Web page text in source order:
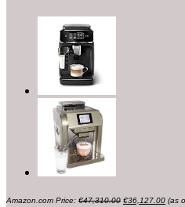
Amazon.com Price: €47,310.00 Preis
€36,127.00Preis
(as